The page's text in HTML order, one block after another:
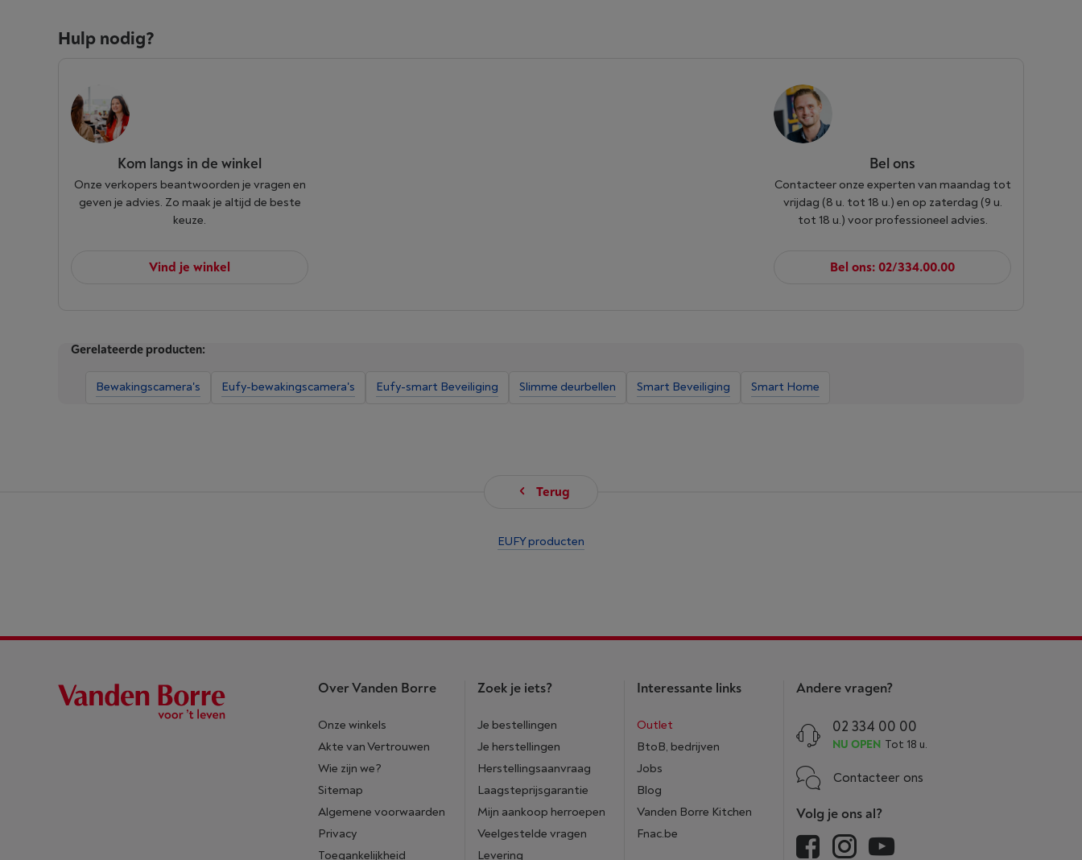
Hulp nodig?
Kom langs in de winkel
Onze verkopers beantwoorden je vragen en
geven je advies. Zo maak je altijd de beste
keuze.
Vind je winkel
Bel ons
Contacteer onze experten van maandag tot
vrijdag (8 u. tot 18 u.) en op zaterdag (9 u.
tot 18 u.) voor professioneel advies.
Bel ons: 02/334.00.00
Gerelateerde producten:
Bewakingscamera's Eufy-bewakingscamera's Eufy-smart Beveiliging Slimme deurbellen Smart Beveiliging Smart Home
Terug
EUFY producten
Over Vanden Borre
Onze winkels
Akte van Vertrouwen
Wie zijn we?
Sitemap
Algemene voorwaarden
Privacy
Toegankelijkheid
Zoek je iets?
Je bestellingen
Je herstellingen
Herstellingsaanvraag
Laagsteprijsgarantie
Mijn aankoop herroepen
Veelgestelde vragen
Levering
Interessante links
Outlet
BtoB, bedrijven
Jobs
Blog
Vanden Borre Kitchen
Fnac.be
Andere vragen?
02 334 00 00
NU OPEN Tot 18 u.
Contacteer ons
Volg je ons al?